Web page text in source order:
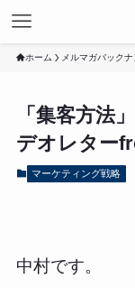
ホーム メルマガバック
「集客方法
デオレター
マーケティング戦略
中村です。